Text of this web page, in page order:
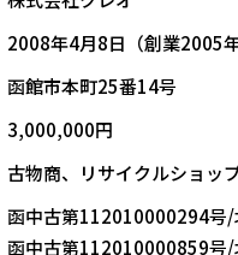
2008年4月8日（創業2005年
函館市本町25番14号
3,000,000円
古物商、リサイクルショッ
函中古第112010000294号/
函中古第112010000859号/